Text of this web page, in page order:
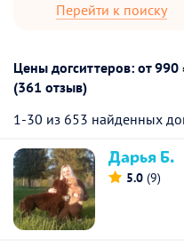
Перейти к поиску
Цены догситтеров: от 990
(361 отзыв)
1-30 из 653 найденных
Дарья Б.
5.0 (9)